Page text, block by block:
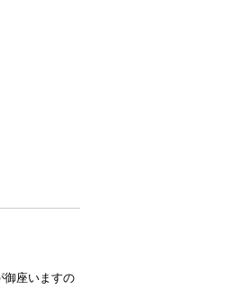
御座いますの